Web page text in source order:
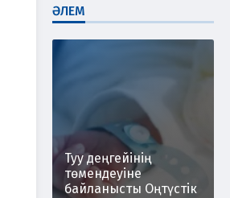
ӘЛЕМ
Туу деңгейінің
төмендеуіне
байланысты Оңтүстік